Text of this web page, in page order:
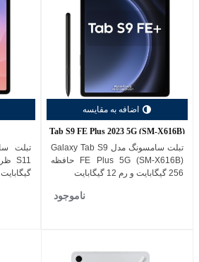
اضافه به مقایسه
Tab S9 FE Plus 2023 5G (SM-X616B)
تبلت سامسونگ مدل Galaxy Tab S9
FE Plus 5G (SM-X616B) حافظه
256 گیگابایت و رم 12 گیگابایت
ناموجود
گیگابایت